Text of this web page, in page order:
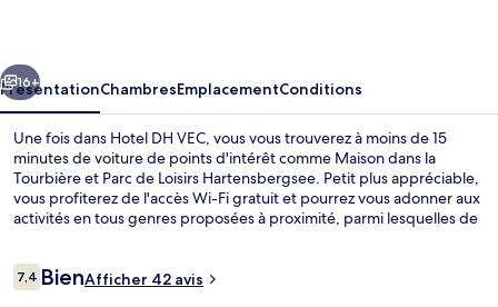
Suivant
16+
PrésentationChambresEmplacementConditions
Une fois dans Hotel DH VEC, vous vous trouverez à moins de 15
minutes de voiture de points d'intérêt comme Maison dans la
Tourbière et Parc de Loisirs Hartensbergsee. Petit plus appréciable,
vous profiterez de l'accès Wi-Fi gratuit et pourrez vous adonner aux
activités en tous genres proposées à proximité, parmi lesquelles de
Avis
voyageurs
7,47,4 sur 10
BienAfficher 42 avis